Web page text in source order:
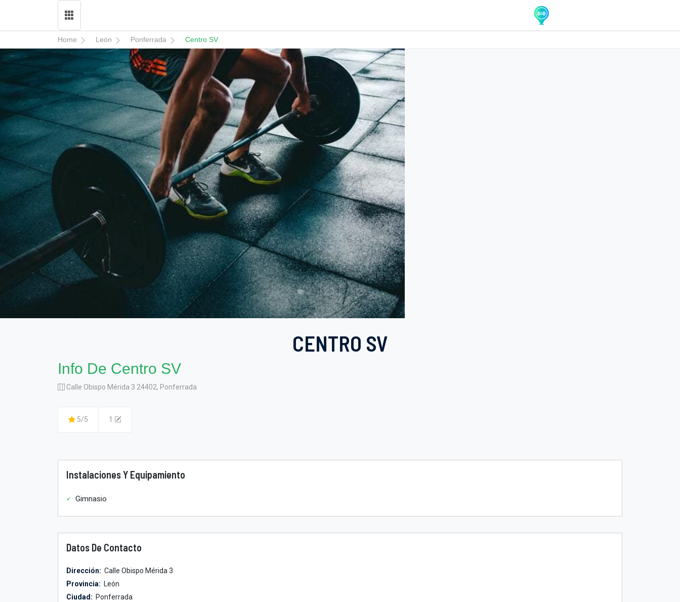
Home León Ponferrada Centro SV
CENTRO SV
Info De Centro SV
Calle Obispo Mérida 3 24402, Ponferrada
5/5 1
Instalaciones Y Equipamiento
Gimnasio
Datos De Contacto
Dirección: Calle Obispo Mérida 3
Provincia: León
Ciudad: Ponferrada